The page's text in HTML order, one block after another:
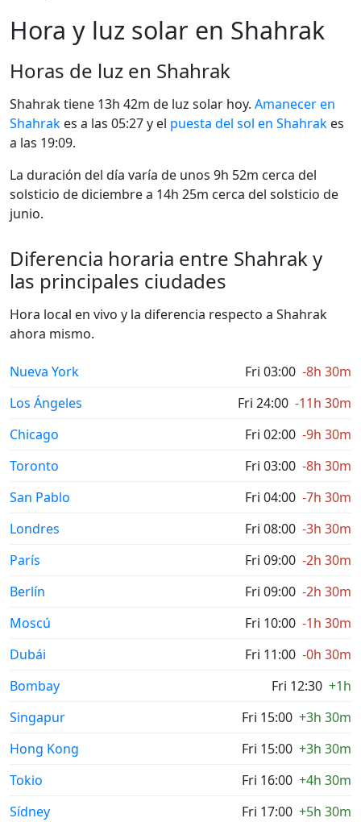
Hora y luz solar en Shahrak
Horas de luz en Shahrak
Shahrak tiene 13h 42m de luz solar hoy. Amanecer en
Shahrak es a las 05:27 y el puesta del sol en Shahrak es
a las 19:09.
La duración del día varía de unos 9h 52m cerca del
solsticio de diciembre a 14h 25m cerca del solsticio de
junio.
Diferencia horaria entre Shahrak y
las principales ciudades
Hora local en vivo y la diferencia respecto a Shahrak
ahora mismo.
Nueva York Fri 03:00 -8h 30m
Los Ángeles
Fri 24:00 -11h 30m
Chicago
Fri 02:00 -9h 30m
Toronto
Fri 03:00 -8h 30m
San Pablo
Fri 04:00 -7h 30m
Londres
Fri 08:00 -3h 30m
París
Fri 09:00 -2h 30m
Berlín
Fri 09:00 -2h 30m
Moscú
Fri 10:00 -1h 30m
Dubái
Fri 11:00 -0h 30m
Bombay
Fri 12:30 +1h
Singapur
Fri 15:00 +3h 30m
Hong Kong
Fri 15:00 +3h 30m
Tokio
Fri 16:00 +4h 30m
Sídney
Fri 17:00 +5h 30m